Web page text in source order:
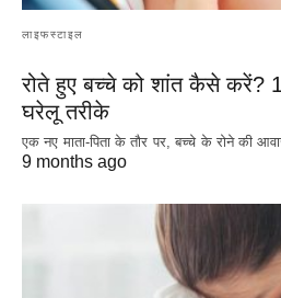
लाइफस्टाइल
रोते हुए बच्चे को शांत कैसे करें?
घरेलू तरीके
एक नए माता-पिता के तौर पर, बच्चे के रोने की
9 months ago